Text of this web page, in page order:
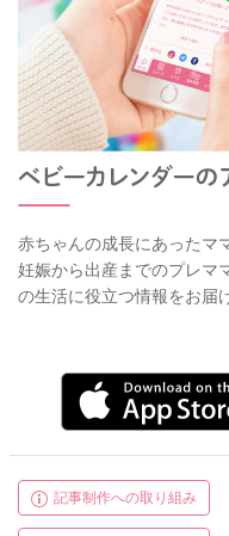
赤ちゃんの成長にあったマ
妊娠から出産までのプレマ
の生活に役立つ情報をお届
記事制作への取り組み